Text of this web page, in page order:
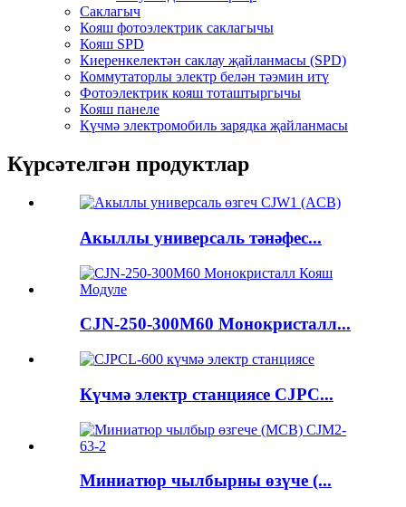
Саклагыч
Кояш фотоэлектрик саклагычы
Кояш SPD
Киеренкелектән саклау җайланмасы (SPD)
Коммутаторлы электр белән тәэмин итү
Фотоэлектрик кояш тоташтыргычы
Кояш панеле
Күчмә электромобиль зарядка җайланмасы
Күрсәтелгән продуктлар
Акыллы универсаль тәнәфес...
CJN-250-300M60 Монокристалл...
Күчмә электр станциясе CJPC...
Миниатюр чылбырны өзүче (...